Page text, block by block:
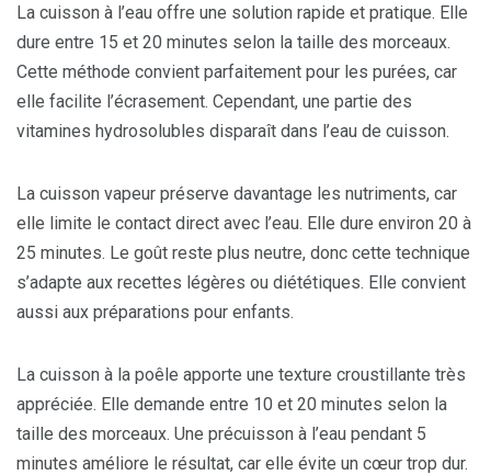
La cuisson à l’eau offre une solution rapide et pratique. Elle
dure entre 15 et 20 minutes selon la taille des morceaux.
Cette méthode convient parfaitement pour les purées, car
elle facilite l’écrasement. Cependant, une partie des
vitamines hydrosolubles disparaît dans l’eau de cuisson.
La cuisson vapeur préserve davantage les nutriments, car
elle limite le contact direct avec l’eau. Elle dure environ 20 à
25 minutes. Le goût reste plus neutre, donc cette technique
s’adapte aux recettes légères ou diététiques. Elle convient
aussi aux préparations pour enfants.
La cuisson à la poêle apporte une texture croustillante très
appréciée. Elle demande entre 10 et 20 minutes selon la
taille des morceaux. Une précuisson à l’eau pendant 5
minutes améliore le résultat, car elle évite un cœur trop dur.